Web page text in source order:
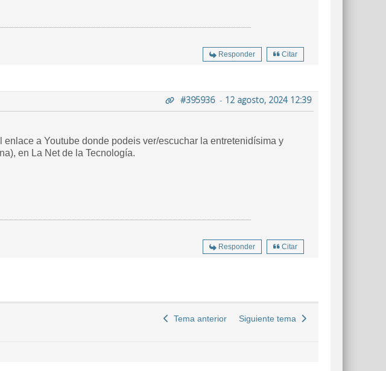
Responder Citar
#395936- 12 agosto, 2024 12:39
a Youtube donde podeis ver/escuchar la entretenidísima y
en La Net de la Tecnología.
Responder Citar
Tema anterior Siguiente tema